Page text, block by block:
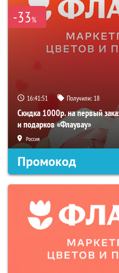
-33%
16:41:51 Получили: 18
Скидка 1000р. на первый
и подарков «Флаувау»
Россия
Промокод